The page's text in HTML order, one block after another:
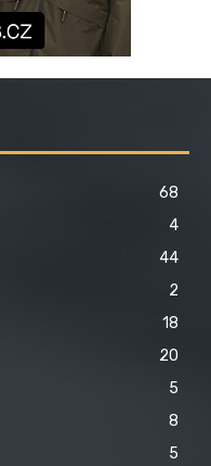
68
4
44
2
18
20
5
8
5